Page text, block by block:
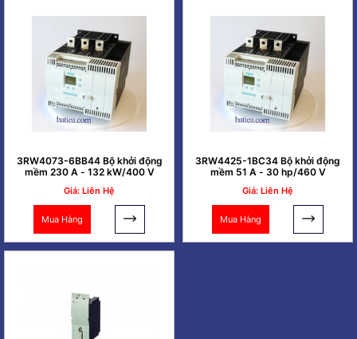
3RW4073-6BB44 Bộ khởi động
mềm 230 A - 132 kW/400 V
Giá: Liên Hệ
Mua Hàng
3RW4425-1BC34 Bộ khởi động
mềm 51 A - 30 hp/460 V
Giá: Liên Hệ
Mua Hàng